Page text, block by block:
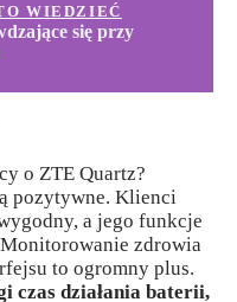
WIEDZIEĆ
się przy
o ZTE Quartz?
pozytywne. Klienci
a jego funkcje
zdrowia
to ogromny plus.
czas działania baterii,